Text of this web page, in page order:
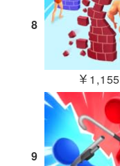
8
￥1,155
9